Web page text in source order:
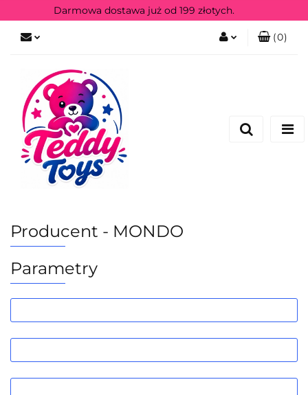
Darmowa dostawa już od 199 złotych.
(0)
Producent - MONDO
Parametry